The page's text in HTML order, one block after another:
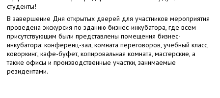
студенты!
В завершение Дня открытых дверей для участников мероприятия
проведена экскурсия по зданию бизнес-инкубатора, где всем
присутствующим были представлены помещения бизнес-
инкубатора: конференц-зал, комната переговоров, учебный класс,
коворкинг, кафе-буфет, копировальная комната, мастерские, а
также офисы и производственные участки, занимаемые
резидентами.